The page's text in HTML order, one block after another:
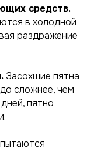
средств.
в холодной
раздражение
Засохшие пятна
сложнее, чем
пятно